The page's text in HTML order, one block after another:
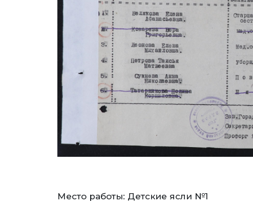
Место работы: Детские ясли №1